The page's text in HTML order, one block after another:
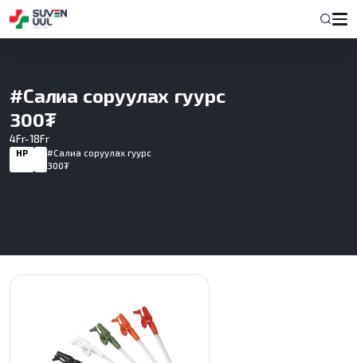
#Салиа соруулах гуурс
300₮
4Fr-18Fr
НҮҮР
#Салиа соруулах гуурс
300₮